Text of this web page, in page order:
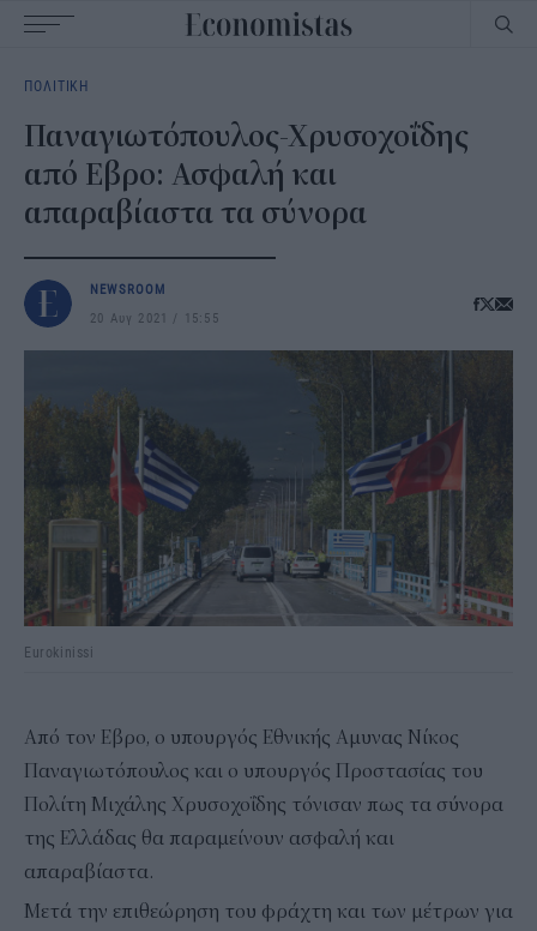
navigation
ΠΟΛΙΤΙΚΗ
Παναγιωτόπουλος-Χρυσοχοΐδης
από Εβρο: Ασφαλή και
απαραβίαστα τα σύνορα
NEWSROOM
20 Αυγ 2021
15:55
Eurokinissi
Από τον Εβρο, ο υπουργός Εθνικής Αμυνας Νίκος
Παναγιωτόπουλος και ο υπουργός Προστασίας του
Πολίτη Μιχάλης Χρυσοχοΐδης τόνισαν πως τα σύνορα
της Ελλάδας θα παραμείνουν ασφαλή και
απαραβίαστα.
Μετά την επιθεώρηση του φράχτη και των μέτρων για